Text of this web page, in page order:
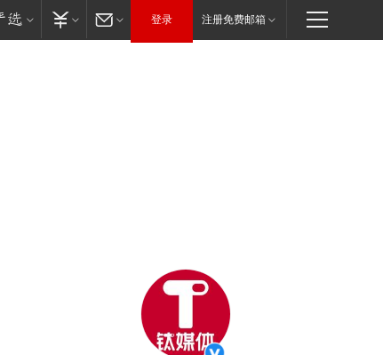
登录 注册免费邮箱